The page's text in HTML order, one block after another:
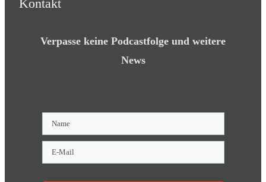
Kontakt
Verpasse keine Podcastfolge und weitere
News